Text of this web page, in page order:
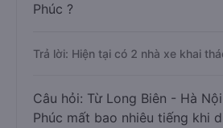
Phúc ?
Trả lời: Hiện tại có 2 nhà xe khai
Câu hỏi: Từ Long Biên - Hà
Phúc mất bao nhiêu tiếng khi